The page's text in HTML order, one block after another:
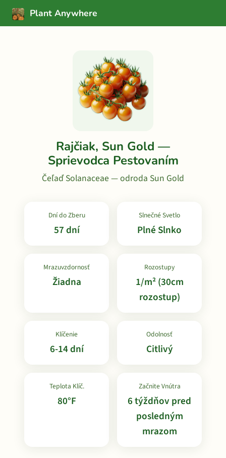
Plant Anywhere
Rajčiak, Sun Gold —
Sprievodca Pestovaním
Čeľaď Solanaceae — odroda Sun Gold
Dní do Zberu
57 dní
Slnečné Svetlo
Plné Slnko
Mrazuvzdornosť
Žiadna
Rozostupy
1/m² (30cm
rozostup)
Klíčenie
6-14 dní
Odolnosť
Citlivý
Teplota Klíč.
80°F
Začnite Vnútra
6 týždňov pred
posledným
mrazom